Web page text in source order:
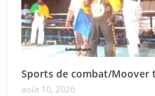
Sports de combat/Moover
août 10, 2026